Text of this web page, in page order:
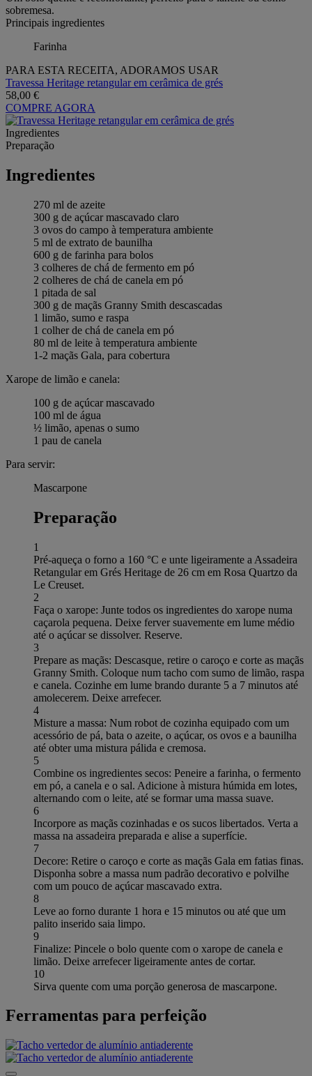
sobremesa.
Principais ingredientes
Farinha
PARA ESTA RECEITA, ADORAMOS USAR
Travessa Heritage retangular em cerâmica de grés
58,00 €
COMPRE AGORA
Ingredientes
Preparação
Ingredientes
270 ml de azeite
300 g de açúcar mascavado claro
3 ovos do campo à temperatura ambiente
5 ml de extrato de baunilha
600 g de farinha para bolos
3 colheres de chá de fermento em pó
2 colheres de chá de canela em pó
1 pitada de sal
300 g de maçãs Granny Smith descascadas
1 limão, sumo e raspa
1 colher de chá de canela em pó
80 ml de leite à temperatura ambiente
1-2 maçãs Gala, para cobertura
Xarope de limão e canela:
100 g de açúcar mascavado
100 ml de água
½ limão, apenas o sumo
1 pau de canela
Para servir:
Mascarpone
Preparação
1
Pré-aqueça o forno a 160 °C e unte ligeiramente a Assadeira
Retangular em Grés Heritage de 26 cm em Rosa Quartzo da
Le Creuset.
2
Faça o xarope: Junte todos os ingredientes do xarope numa
caçarola pequena. Deixe ferver suavemente em lume médio
até o açúcar se dissolver. Reserve.
3
Prepare as maçãs: Descasque, retire o caroço e corte as maçãs
Granny Smith. Coloque num tacho com sumo de limão, raspa
e canela. Cozinhe em lume brando durante 5 a 7 minutos até
amolecerem. Deixe arrefecer.
4
Misture a massa: Num robot de cozinha equipado com um
acessório de pá, bata o azeite, o açúcar, os ovos e a baunilha
até obter uma mistura pálida e cremosa.
5
Combine os ingredientes secos: Peneire a farinha, o fermento
em pó, a canela e o sal. Adicione à mistura húmida em lotes,
alternando com o leite, até se formar uma massa suave.
6
Incorpore as maçãs cozinhadas e os sucos libertados. Verta a
massa na assadeira preparada e alise a superfície.
7
Decore: Retire o caroço e corte as maçãs Gala em fatias finas.
Disponha sobre a massa num padrão decorativo e polvilhe
com um pouco de açúcar mascavado extra.
8
Leve ao forno durante 1 hora e 15 minutos ou até que um
palito inserido saia limpo.
9
Finalize: Pincele o bolo quente com o xarope de canela e
limão. Deixe arrefecer ligeiramente antes de cortar.
10
Sirva quente com uma porção generosa de mascarpone.
Ferramentas para perfeição